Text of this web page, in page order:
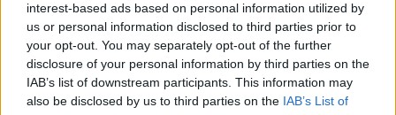
interest-based ads based on personal information utilized by
us or personal information disclosed to third parties prior to
your opt-out. You may separately opt-out of the further
disclosure of your personal information by third parties on the
IAB’s list of downstream participants. This information may
also be disclosed by us to third parties on the IAB’s List of
00:00:30
Vaizdai iš tragiškos avarijos Vilniaus r.: dviejų moterų ir
vaiko gyvybių išgelbėti nepavyko
Žinios Lietuvos diena